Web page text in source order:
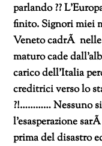
parlando ??
finito. Signori miei
Veneto cadrÃ
maturo cade
carico dell’Italia
creditrici verso lo
?!…………Nessuno
l’esasperazione
prima del disastro